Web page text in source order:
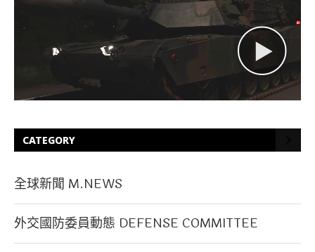
CATEGORY
全球新聞 M.NEWS
外交國防委員動態 DEFENSE COMMITTEE